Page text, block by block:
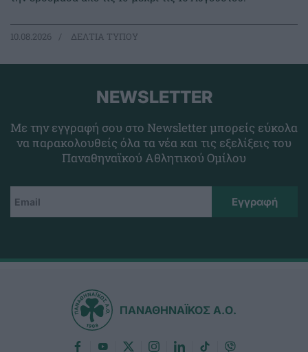
10.08.2026 ΔΕΛΤΙΑ ΤΥΠΟΥ
NEWSLETTER
Με την εγγραφή σου στο Newsletter μπορείς εύκολα
να παρακολουθείς όλα τα νέα και τις εξελίξεις του
Παναθηναϊκού Αθλητικού Ομίλου
ΠΑΝΑΘΗΝΑΪΚΟΣ Α.Ο.